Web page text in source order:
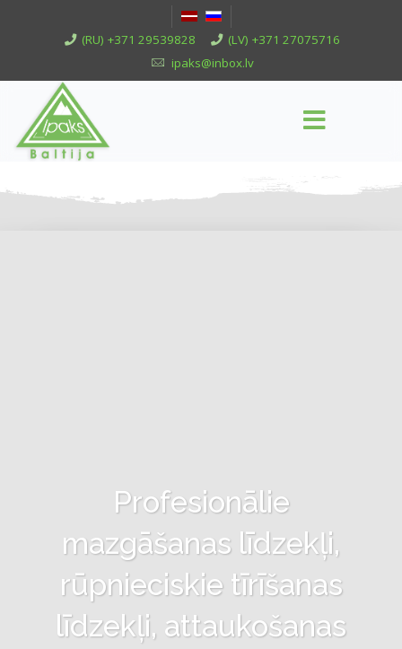
(RU) +371 29539828
(LV) +371 27075716
ipaks@inbox.lv
Profesionālie
mazgāšanas līdzekļi,
rūpnieciskie tīrīšanas
līdzekļi, attaukošanas